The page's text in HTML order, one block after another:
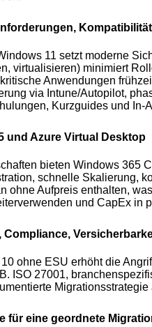
11 setzt moderne
virtualisieren) minimiert
Anwendungen
via Intune/Autopilot,
Kurzguides und In-
und Azure Virtual Desktop
bieten Windows 365
schnelle Skalierung,
ohne Aufpreis enthalten,
und CapEx in
ohne ESU erhöht die
ISO 27001,
für eine geordnete